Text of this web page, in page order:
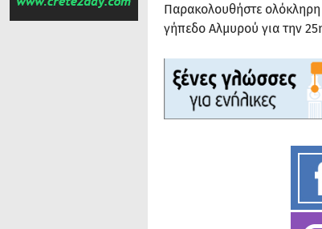
Παρακολουθήστε
γήπεδο Αλμυρού για την